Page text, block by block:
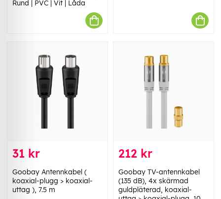
Rund | PVC | Vit | Låda
31 kr
Goobay Antennkabel (
koaxial-plugg > koaxial-
uttag ), 7.5 m
212 kr
Goobay TV-antennkabel
(135 dB), 4x skärmad
guldpläterad, koaxial-